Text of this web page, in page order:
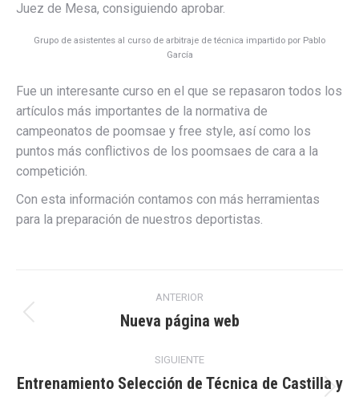
Juez de Mesa, consiguiendo aprobar.
Grupo de asistentes al curso de arbitraje de técnica impartido por Pablo
García
Fue un interesante curso en el que se repasaron todos los
artículos más importantes de la normativa de
campeonatos de poomsae y free style, así como los
puntos más conflictivos de los poomsaes de cara a la
competición.
Con esta información contamos con más herramientas
para la preparación de nuestros deportistas.
entre
publicaciones
ANTERIOR
Publicación
Nueva página web
SIGUIENTE
Entrenamiento Selección de Técnica de Castilla y